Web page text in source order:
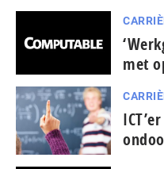
met